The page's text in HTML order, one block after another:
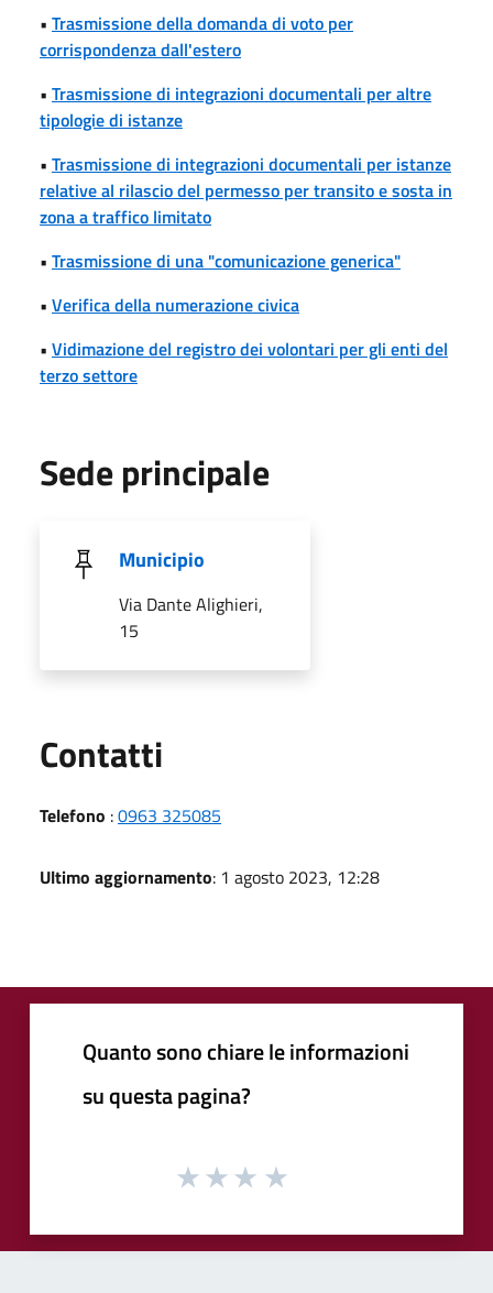
• Trasmissione della domanda di voto per
corrispondenza dall'estero
• Trasmissione di integrazioni documentali per altre
tipologie di istanze
• Trasmissione di integrazioni documentali per istanze
relative al rilascio del permesso per transito e sosta in
zona a traffico limitato
• Trasmissione di una "comunicazione generica"
• Verifica della numerazione civica
• Vidimazione del registro dei volontari per gli enti del
terzo settore
Sede principale
Municipio
Via Dante Alighieri,
15
Contatti
Telefono :0963 325085
Ultimo aggiornamento: 1 agosto 2023, 12:28
Quanto sono chiare le informazioni
su questa pagina?